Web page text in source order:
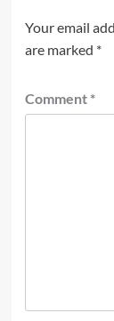
Your email
are marked *
Comment *